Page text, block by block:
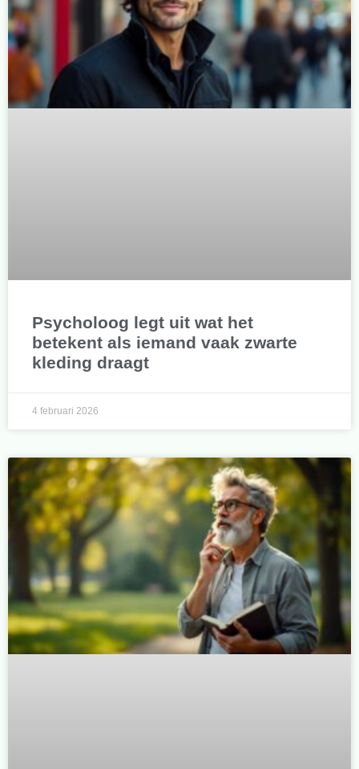
Psycholoog legt uit wat het
betekent als iemand vaak zwarte
kleding draagt
4 februari 2026